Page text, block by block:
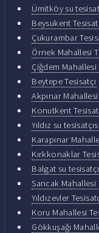
Ümitköy su
Beysukent
Çukurambar
Örnek Mahallesi
Çiğdem Mahallesi
Beytepe Tesisatçı
Akpınar Mahallesi
Konutkent
Yıldız su tesisatçısı
Karapınar
Kırkkonaklar
Balgat su
Sancak Mahallesi
Yıldızevler
Koru Mahallesi
Gökkuşağı